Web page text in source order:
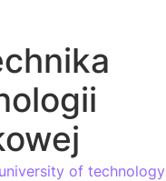
of technology